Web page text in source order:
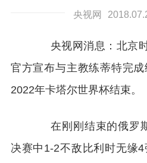
央视网
央视网消息：北京时
官方宣布与主教练蒂特完
2022年卡塔尔世界杯结束。
在刚刚结束的俄罗
决赛中1-2不敌比利时无缘